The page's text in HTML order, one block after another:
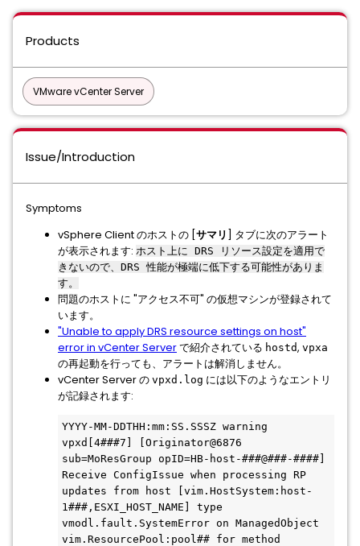
Products
VMware vCenter Server
Issue/Introduction
Symptoms
vSphere Client のホストの [サマリ] タブに次のアラート
が表示されます: ホスト上に DRS リソース設定を適用で
きないので、DRS 性能が極端に低下する可能性がありま
す。
問題のホストに "アクセス不可" の仮想マシンが登録されて
います。
"Unable to apply DRS resource settings on host"
error in vCenter Serverで紹介されている hostd, vpxa
の再起動を行っても、アラートは解消しません。
vCenter Server の vpxd.log には以下のようなエントリ
が記録されます:
YYYY-MM-DDTHH:mm:SS.SSSZ warning
vpxd[4###7] [Originator@6876
sub=MoResGroup opID=HB-host-###@###-####]
Receive ConfigIssue when processing RP
updates from host [vim.HostSystem:host-
1###,ESXI_HOST_NAME] type
vmodl.fault.SystemError on ManagedObject
vim.ResourcePool:pool## for method